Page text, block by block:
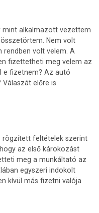
mint alkalmazott vezettem
Nem volt
rendben volt velem. A
fizettetheti meg velem az
e fizetnem? Az autó
előre is
rögzített feltételek szerint
az első károkozást
meg a munkáltató az
egyszeri indokolt
kívül más fizetni valója